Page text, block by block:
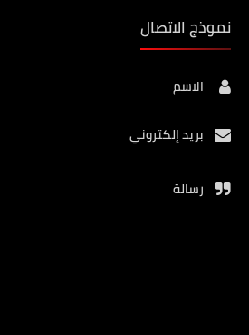
نموذج الاتصال
الاسم
بريد إلكتروني
رسالة